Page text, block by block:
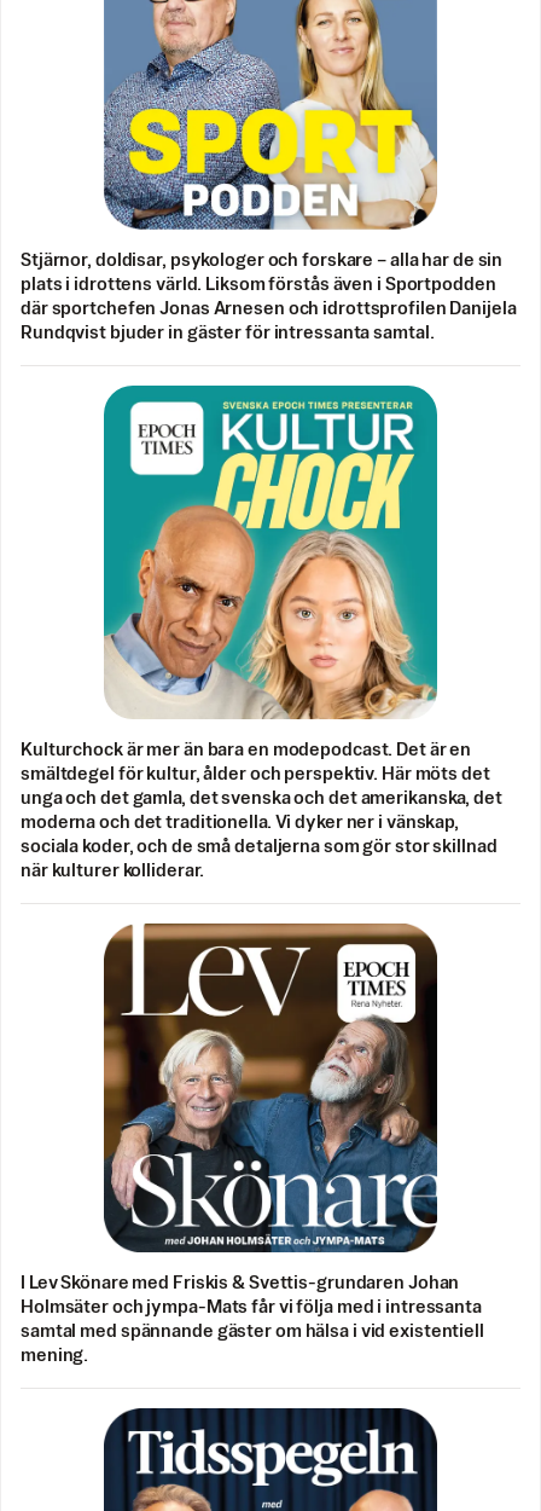
Stjärnor, doldisar, psykologer och forskare – alla har de sin
plats i idrottens värld. Liksom förstås även i Sportpodden
där sportchefen Jonas Arnesen och idrottsprofilen Danijela
Rundqvist bjuder in gäster för intressanta samtal.
Kulturchock är mer än bara en modepodcast. Det är en
smältdegel för kultur, ålder och perspektiv. Här möts det
unga och det gamla, det svenska och det amerikanska, det
moderna och det traditionella. Vi dyker ner i vänskap,
sociala koder, och de små detaljerna som gör stor skillnad
när kulturer kolliderar.
I Lev Skönare med Friskis & Svettis-grundaren Johan
Holmsäter och jympa-Mats får vi följa med i intressanta
samtal med spännande gäster om hälsa i vid existentiell
mening.